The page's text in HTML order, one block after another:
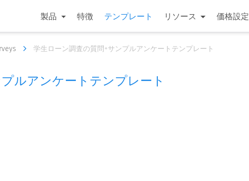
製品 特徴 テンプレート リソース 価格設定
学生ローン調査の質問+サンプルアンケートテンプレート
ルアンケートテンプレート